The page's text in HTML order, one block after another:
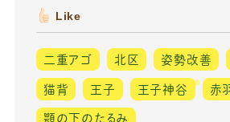
Like
二重アゴ 北区 姿勢改善
猫背 王子 王子神谷 赤
顎の下のたるみ